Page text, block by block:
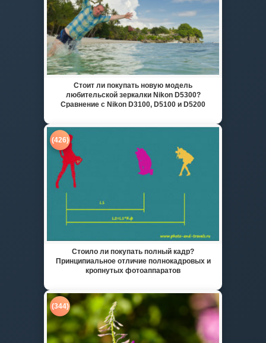
Стоит ли покупать новую модель
любительской зеркалки Nikon D5300?
Сравнение с Nikon D3100, D5100 и D5200
(426)
Стоило ли покупать полный кадр?
Принципиальное отличие полнокадровых и
кропнутых фотоаппаратов
(344)